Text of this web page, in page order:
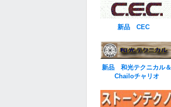
新品 CEC
新品 和光テクニカル＆
Chailoチャリオ